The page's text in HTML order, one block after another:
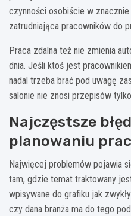
czynności osobiście w
zatrudniająca pracowników do
Praca zdalna też nie zmienia
dnia. Jeśli ktoś jest
nadal trzeba brać pod uwagę
salonie nie znosi przepisów
Najczęstsze
planowaniu
Najwięcej problemów pojawia
tam, gdzie temat traktowany
wpisywane do grafiku jak
czy dana branża ma do tego